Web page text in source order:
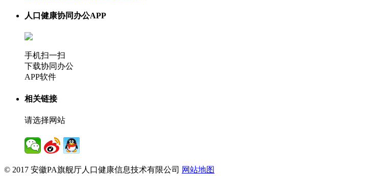
人口健康协同办公APP
手机扫一扫
下载协同办公
APP软件
相关链接
请选择网站
© 2017 安徽PA旗舰厅人口健康信息技术有限公司 网站地图